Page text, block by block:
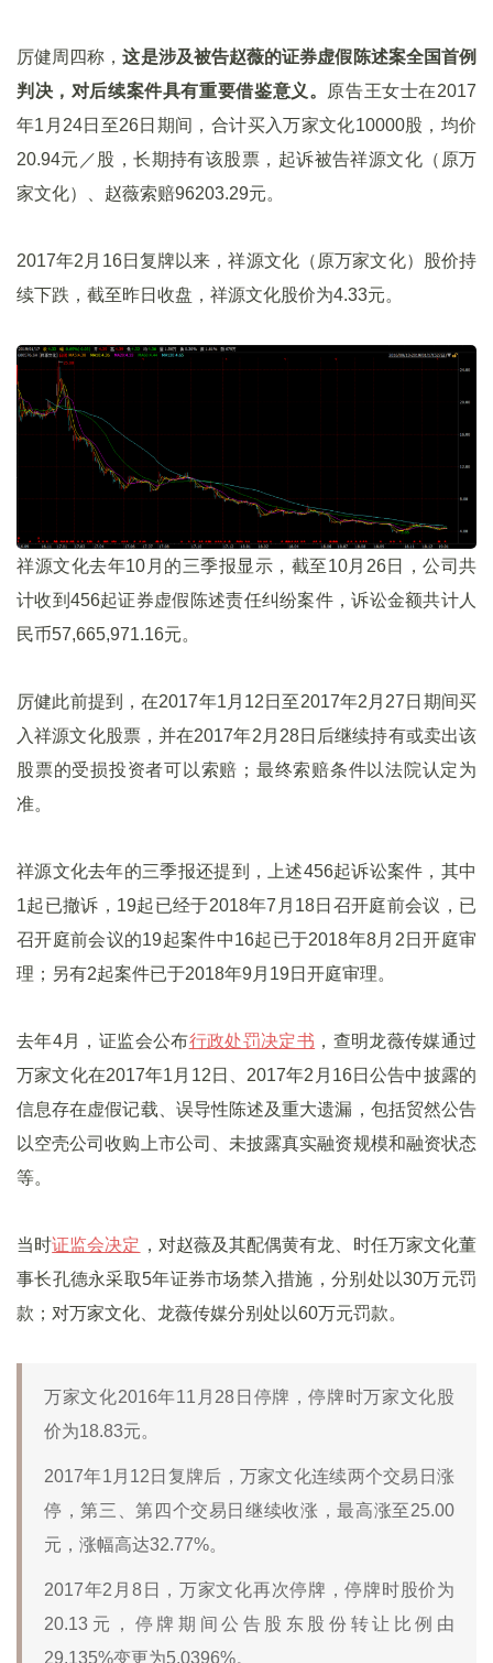
厉健周四称，这是涉及被告赵薇的证券虚假陈述案全国首例
判决，对后续案件具有重要借鉴意义。 原告王女士在2017
年1月24日至26日期间，合计买入万家文化10000股，均价
20.94元／股，长期持有该股票，起诉被告祥源文化（原万
家文化）、赵薇索赔96203.29元。
2017年2月16日复牌以来，祥源文化（原万家文化）股价持
续下跌，截至昨日收盘，祥源文化股价为4.33元。
祥源文化去年10月的三季报显示，截至10月26日，公司共
计收到456起证券虚假陈述责任纠纷案件，诉讼金额共计人
民币57,665,971.16元。
厉健此前提到，在2017年1月12日至2017年2月27日期间买
入祥源文化股票，并在2017年2月28日后继续持有或卖出该
股票的受损投资者可以索赔；最终索赔条件以法院认定为
准。
祥源文化去年的三季报还提到，上述456起诉讼案件，其中
1起已撤诉，19起已经于2018年7月18日召开庭前会议，已
召开庭前会议的19起案件中16起已于2018年8月2日开庭审
理；另有2起案件已于2018年9月19日开庭审理。
去年4月，证监会公布行政处罚决定书 ，查明龙薇传媒通过
万家文化在2017年1月12日、2017年2月16日公告中披露的
信息存在虚假记载、误导性陈述及重大遗漏，包括贸然公告
以空壳公司收购上市公司、未披露真实融资规模和融资状态
等。
当时证监会决定 ，对赵薇及其配偶黄有龙、时任万家文化董
事长孔德永采取5年证券市场禁入措施，分别处以30万元罚
款；对万家文化、龙薇传媒分别处以60万元罚款。
万家文化2016年11月28日停牌，停牌时万家文化股
价为18.83元。
2017年1月12日复牌后，万家文化连续两个交易日涨
停，第三、第四个交易日继续收涨，最高涨至25.00
元，涨幅高达32.77%。
2017年2月8日，万家文化再次停牌，停牌时股价为
20.13元，停牌期间公告股东股份转让比例由
29.135%变更为5.0396%。